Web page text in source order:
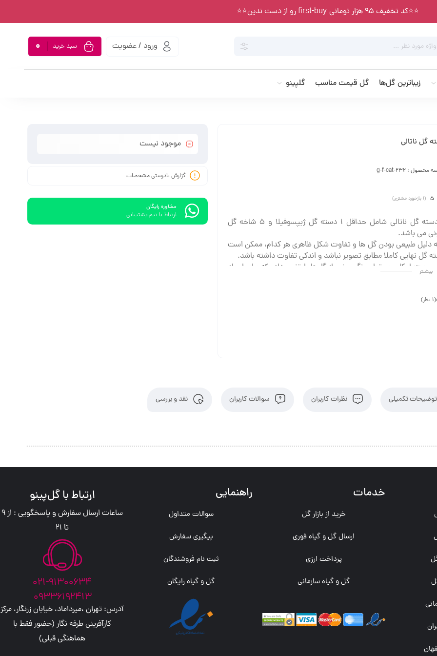
⭐️⭐️کد تخفیف 95 هزار تومانی first-buy رو از دست ندین⭐️⭐️
ورود / عضویت سبد خرید 0
زیباترین گل‌ها گل قیمت مناسب گلپینو
گل ناتالی
محصول : g-f-cat-232
5
(
1 بازخورد مشتری)
* دسته گل ناتالی شامل حداقل 1 دسته گل ژیپسوفیلا و 5 شاخه گل
می باشد.
دلیل طبیعی بودن گل ها و تفاوت شکل ظاهری هر کدام، ممکن است
گل نهایی کاملا مطابق تصویر نباشد و اندکی تفاوت داشته باشد.
صورت امکان می‌توان رنگ برخی از گل‌ها را تغییر داد، که برای ایجاد
با تیم پشتیبانی در تماس باشید.
بیشـتر
(1 نظر)
موجود نیست
گزارش نادرستی مشخصات
مشاوره رایگان
ارتباط با تیم پشتیبانی
توضیحات تکمیلی نظرات کاربران سوالات کاربران نقد و بررسی
خدمات
خرید از بازار گل
ارسال گل و گیاه فوری
پرداخت ارزی
گل و گیاه سازمانی
راهنمایی
سوالات متداول
پیگیری سفارش
ثبت نام فروشندگان
گل و گیاه رایگان
ارتباط با گل‌پینو
ساعات ارسال سفارش و پاسخگویی : از 9
تا 21
021-91300634
09336192413
آدرس: تهران ،میرداماد، خیابان زرنگار، مرکز
کارآفرینی طرفه نگار (حضور فقط با
هماهنگی قبلی)